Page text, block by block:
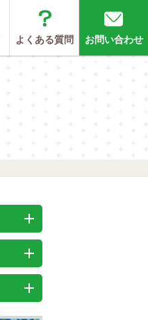
よくある質問 お問い合わせ